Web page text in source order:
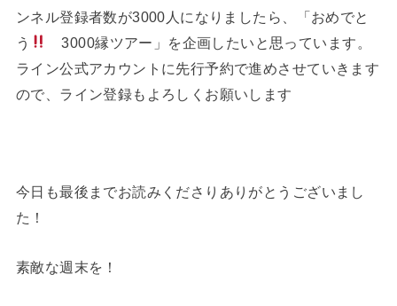
ンネル登録者数が3000人になりましたら、「おめでと
う
3000縁ツアー」を企画したいと思っています。
ライン公式アカウントに先行予約で進めさせていきます
ので、ライン登録もよろしくお願いします
今日も最後までお読みくださりありがとうございまし
た！
素敵な週末を！